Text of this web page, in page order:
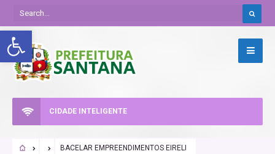
Abrir a barra de ferramentas
CIDADE INTELIGENTE
BACELAR EMPREENDIMENTOS EIRELI